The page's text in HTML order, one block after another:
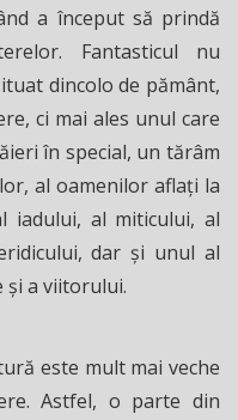
a început să prindă
Fantasticul nu
dincolo de pământ,
ci mai ales unul care
în special, un tărâm
al oamenilor aflaţi la
iadului, al miticului, al
dar şi unul al
şi a viitorului.
este mult mai veche
Astfel, o parte din